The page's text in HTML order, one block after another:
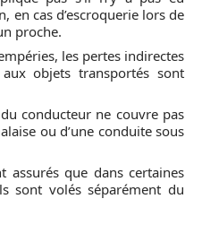
en cas d’escroquerie lors de
proche.
les pertes indirectes
objets transportés sont
conducteur ne couvre pas
ou d’une conduite sous
assurés que dans certaines
sont volés séparément du